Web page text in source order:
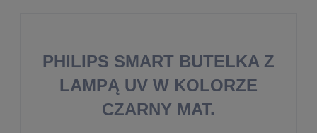
PHILIPS SMART BUTELKA Z
LAMPĄ UV W KOLORZE
CZARNY MAT.